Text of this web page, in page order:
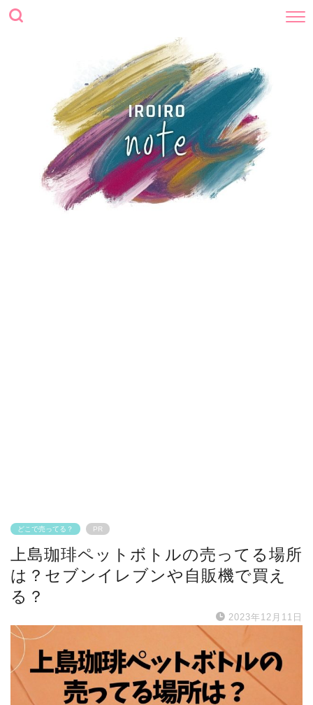
どこで売ってる？ PR
上島珈琲ペットボトルの売ってる場所
は？セブンイレブンや自販機で買え
る？
2023年12月11日